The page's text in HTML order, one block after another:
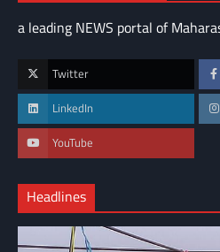
a leading NEWS portal of
Twitter
LinkedIn
YouTube
Headlines